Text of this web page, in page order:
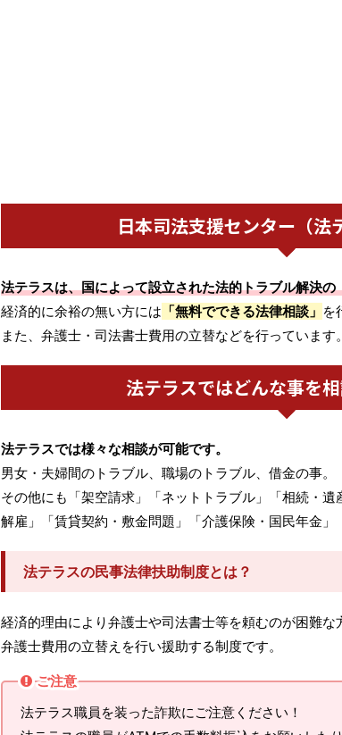
日本司法支援センター（法
法テラスは、国によって設立された法的トラブル解決の
経済的に余裕の無い方には 「無料でできる法律相談」 を
また、弁護士・司法書士費用の立替などを行っています
法テラスではどんな事を
法テラスでは様々な相談が可能です。
男女・夫婦間のトラブル、職場のトラブル、借金の事。
その他にも「架空請求」「ネットトラブル」「相続・遺
解雇」「賃貸契約・敷金問題」「介護保険・国民年金」
法テラスの民事法律扶助制度とは？
経済的理由により弁護士や司法書士等を頼むのが困難な
弁護士費用の立替えを行い援助する制度です。
ご注意
法テラス職員を装った詐欺にご注意ください！